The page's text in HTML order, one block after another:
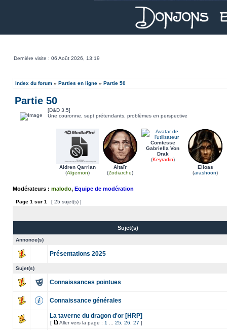
Dernière visite : 06 Août 2026, 13:19
Index du forum » Parties en ligne » Partie 50
Partie 50
[D&D 3.5]
Une couronne, sept prétendants, problèmes en perspective
Elioas
(arashoon)
Comtesse
Gabriella Von
Drak
(Keyradin)
Altaïr
(Zodiarche)
Aldren Qarrian
(Algernon)
Modérateurs : malodo, Equipe de modération
Page 1 sur 1 [ 25 sujet(s) ]
Sujet(s)
Annonce(s)
Présentations 2025
Sujet(s)
Connaissances pointues
Connaissance générales
La taverne du dragon d'or [HRP]
[ Aller vers la page : 1 25 26 27 ]